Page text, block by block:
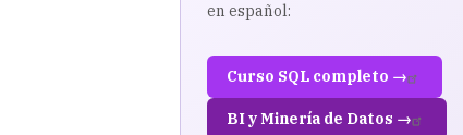
en español:
Curso SQL completo →
BI y Minería de Datos →